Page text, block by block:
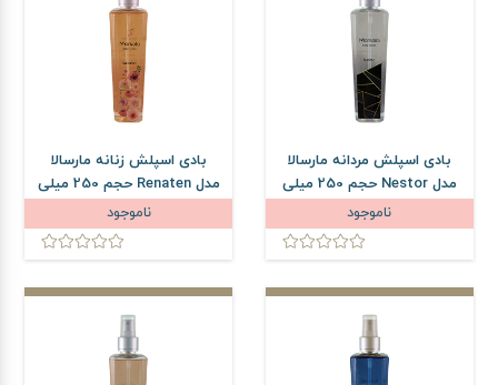
بادی اسپلش مردانه مارسالا
مدل Nestor حجم 250 میلی
لیتر
ناموجود
بادی اسپلش زنانه مارسالا
مدل Renaten حجم 250 میلی
لیتر
ناموجود